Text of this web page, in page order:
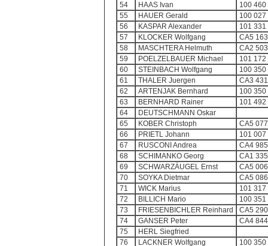
54
HAAS Ivan
100
55
HAUER Gerald
100
56
KASPAR Alexander
101
57
KLOCKER Wolfgang
CA5 163
58
MASCHTERA Helmuth
CA2 503
59
POELZELBAUER Michael
101
60
STEINBACH Wolfgang
100
61
THALER Juergen
CA3 431
62
ARTENJAK Bernhard
100
63
BERNHARD Rainer
101
64
DEUTSCHMANN Oskar
65
KOBER Christoph
CA5 077
66
PRIETL Johann
101
67
RUSCONI Andrea
CA4 985
68
SCHIMANKO Georg
CA1 335
69
SCHWARZÄUGEL Ernst
CA5 006
70
SOYKA Dietmar
CA5 086
71
WICK Marius
101
72
BILLICH Mario
100
73
FRIESENBICHLER Reinhard
CA5 290
74
GANSER Peter
CA4 844
75
HERL Siegfried
76
LACKNER Wolfgang
100